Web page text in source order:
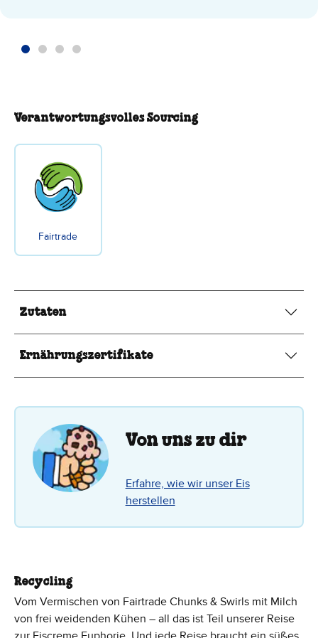
Verantwortungsvolles Sourcing
Fairtrade
Zutaten
Ernährungszertifikate
Von uns zu dir
Erfahre, wie wir unser Eis
herstellen
Recycling
Vom Vermischen von Fairtrade Chunks & Swirls mit Milch
von frei weidenden Kühen – all das ist Teil unserer Reise